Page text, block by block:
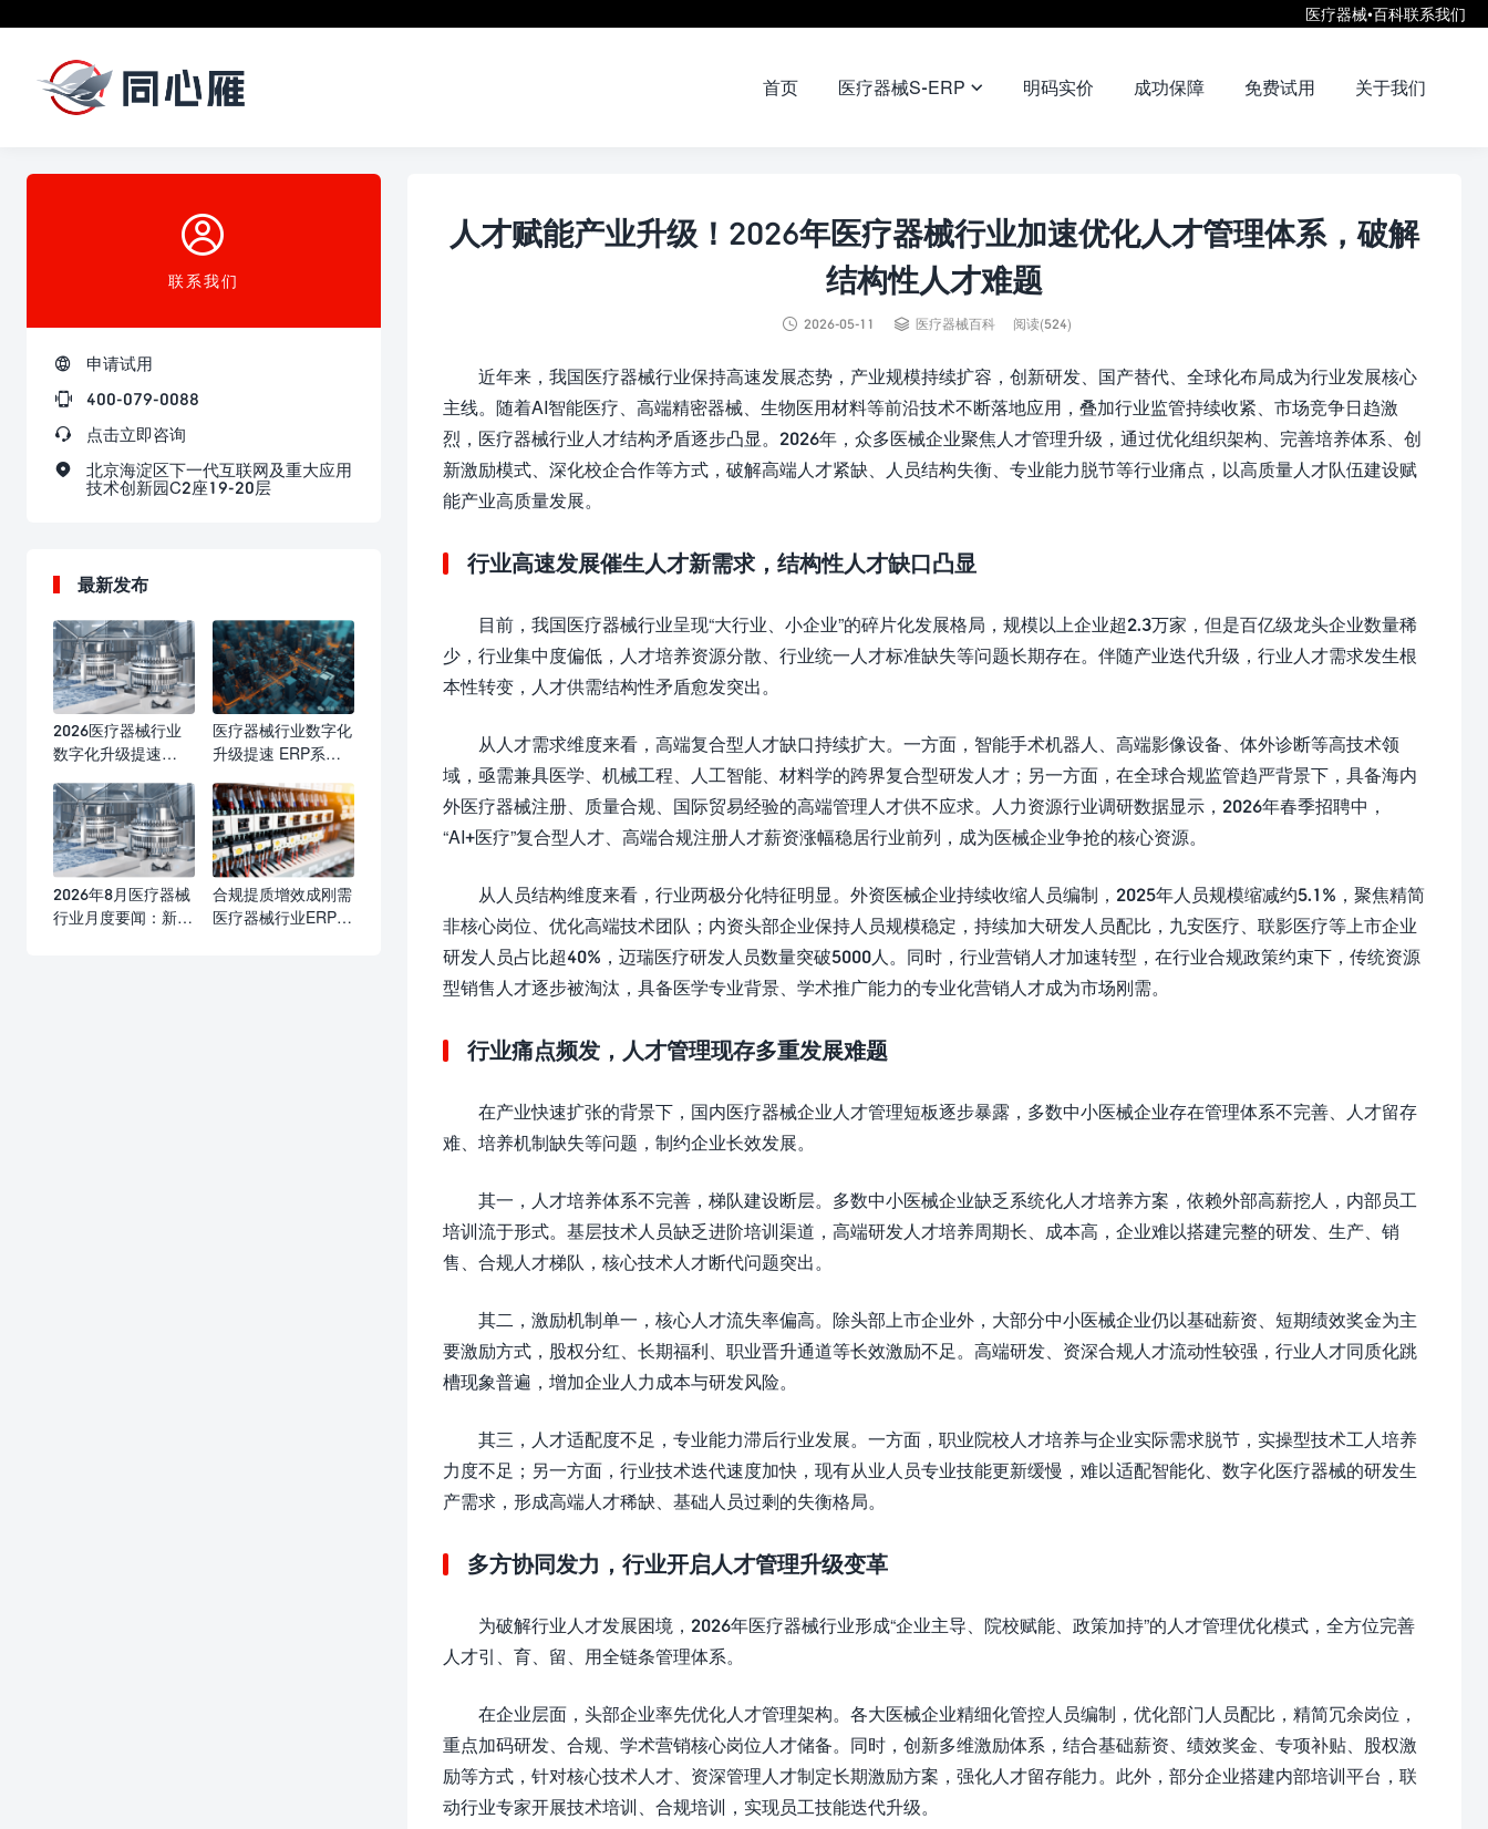
医疗器械•百科联系我们
首页 医疗器械S-ERP  明码实价 成功保障 免费试用 关于我们
人才赋能产业升级！2026年医疗器械行业加速优化人才管理体系，破解
结构性人才难题
 2026-05-11  医疗器械百科 阅读(524)
近年来，我国医疗器械行业保持高速发展态势，产业规模持续扩容，创新研发、国产替代、全球化布局成为行业发展核心
主线。随着AI智能医疗、高端精密器械、生物医用材料等前沿技术不断落地应用，叠加行业监管持续收紧、市场竞争日趋激
烈，医疗器械行业人才结构矛盾逐步凸显。2026年，众多医械企业聚焦人才管理升级，通过优化组织架构、完善培养体系、创
新激励模式、深化校企合作等方式，破解高端人才紧缺、人员结构失衡、专业能力脱节等行业痛点，以高质量人才队伍建设赋
能产业高质量发展。
行业高速发展催生人才新需求，结构性人才缺口凸显
目前，我国医疗器械行业呈现“大行业、小企业”的碎片化发展格局，规模以上企业超2.3万家，但是百亿级龙头企业数量稀
少，行业集中度偏低，人才培养资源分散、行业统一人才标准缺失等问题长期存在。伴随产业迭代升级，行业人才需求发生根
本性转变，人才供需结构性矛盾愈发突出。
从人才需求维度来看，高端复合型人才缺口持续扩大。一方面，智能手术机器人、高端影像设备、体外诊断等高技术领
域，亟需兼具医学、机械工程、人工智能、材料学的跨界复合型研发人才；另一方面，在全球合规监管趋严背景下，具备海内
外医疗器械注册、质量合规、国际贸易经验的高端管理人才供不应求。人力资源行业调研数据显示，2026年春季招聘中，
“AI+医疗”复合型人才、高端合规注册人才薪资涨幅稳居行业前列，成为医械企业争抢的核心资源。
从人员结构维度来看，行业两极分化特征明显。外资医械企业持续收缩人员编制，2025年人员规模缩减约5.1%，聚焦精简
非核心岗位、优化高端技术团队；内资头部企业保持人员规模稳定，持续加大研发人员配比，九安医疗、联影医疗等上市企业
研发人员占比超40%，迈瑞医疗研发人员数量突破5000人。同时，行业营销人才加速转型，在行业合规政策约束下，传统资源
型销售人才逐步被淘汰，具备医学专业背景、学术推广能力的专业化营销人才成为市场刚需。
行业痛点频发，人才管理现存多重发展难题
在产业快速扩张的背景下，国内医疗器械企业人才管理短板逐步暴露，多数中小医械企业存在管理体系不完善、人才留存
难、培养机制缺失等问题，制约企业长效发展。
其一，人才培养体系不完善，梯队建设断层。多数中小医械企业缺乏系统化人才培养方案，依赖外部高薪挖人，内部员工
培训流于形式。基层技术人员缺乏进阶培训渠道，高端研发人才培养周期长、成本高，企业难以搭建完整的研发、生产、销
售、合规人才梯队，核心技术人才断代问题突出。
其二，激励机制单一，核心人才流失率偏高。除头部上市企业外，大部分中小医械企业仍以基础薪资、短期绩效奖金为主
要激励方式，股权分红、长期福利、职业晋升通道等长效激励不足。高端研发、资深合规人才流动性较强，行业人才同质化跳
槽现象普遍，增加企业人力成本与研发风险。
其三，人才适配度不足，专业能力滞后行业发展。一方面，职业院校人才培养与企业实际需求脱节，实操型技术工人培养
力度不足；另一方面，行业技术迭代速度加快，现有从业人员专业技能更新缓慢，难以适配智能化、数字化医疗器械的研发生
产需求，形成高端人才稀缺、基础人员过剩的失衡格局。
多方协同发力，行业开启人才管理升级变革
为破解行业人才发展困境，2026年医疗器械行业形成“企业主导、院校赋能、政策加持”的人才管理优化模式，全方位完善
人才引、育、留、用全链条管理体系。
在企业层面，头部企业率先优化人才管理架构。各大医械企业精细化管控人员编制，优化部门人员配比，精简冗余岗位，
重点加码研发、合规、学术营销核心岗位人才储备。同时，创新多维激励体系，结合基础薪资、绩效奖金、专项补贴、股权激
励等方式，针对核心技术人才、资深管理人才制定长期激励方案，强化人才留存能力。此外，部分企业搭建内部培训平台，联
动行业专家开展技术培训、合规培训，实现员工技能迭代升级。

联系我们

申请试用

400-079-0088

点击立即咨询

北京海淀区下一代互联网及重大应用
技术创新园C2座19-20层
最新发布
2026医疗器械行业
数字化升级提速
管理核心标配
医疗器械行业数字化
升级提速 ERP系统
发展
2026年8月医疗器械
行业月度要闻：新规
合规提质增效成刚需
医疗器械行业ERP数